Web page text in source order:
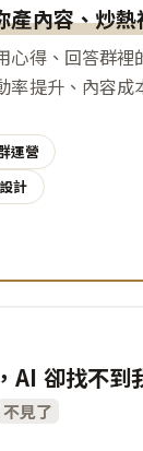
產內容、炒熱
心得、回答群裡
率提升、內容成
運營
計
AI 卻找不到
不見了